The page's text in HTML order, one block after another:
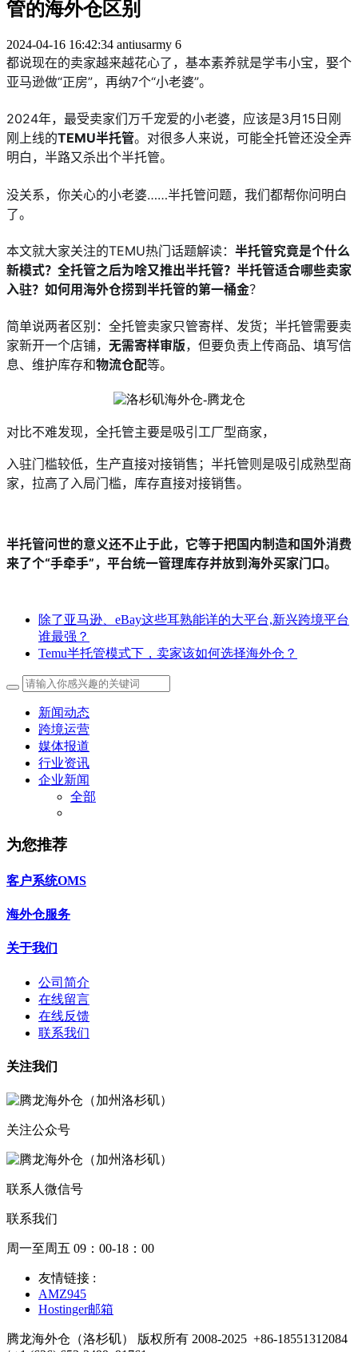
管的海外仓区别
2024-04-16 16:42:34 antiusarmy 6
都说现在的卖家越来越花心了，基本素养就是学韦小宝，娶个
亚马逊做“正房”，再纳7个“小老婆”。
2024年，最受卖家们万千宠爱的小老婆，应该是3月15日刚
刚上线的TEMU半托管。对很多人来说，可能全托管还没全弄
明白，半路又杀出个半托管。
没关系，你关心的小老婆……半托管问题，我们都帮你问明白
了。
本文就大家关注的TEMU热门话题解读： 半托管究竟是个什么
新模式？全托管之后为啥又推出半托管？半托管适合哪些卖家
入驻？如何用海外仓捞到半托管的第一桶金？
简单说两者区别：全托管卖家只管寄样、发货；半托管需要卖
家新开一个店铺， 无需寄样审版，但要负责上传商品、填写信
息、维护库存和物流仓配等。
对比不难发现，全托管主要是吸引工厂型商家，
入驻门槛较低，生产直接对接销售；半托管则是吸引成熟型商
家，拉高了入局门槛，库存直接对接销售。
半托管问世的意义还不止于此，它等于把国内制造和国外消费
来了个“手牵手”，平台统一管理库存并放到海外买家门口。
除了亚马逊、eBay这些耳熟能详的大平台,新兴跨境平台
谁最强？
Temu半托管模式下，卖家该如何选择海外仓？
新闻动态
跨境运营
媒体报道
行业资讯
企业新闻
全部
为您推荐
客户系统OMS
海外仓服务
关于我们
公司简介
在线留言
在线反馈
联系我们
关注我们
关注公众号
联系人微信号
联系我们
周一至周五 09：00-18：00
友情链接 :
AMZ945
Hostinger邮箱
腾龙海外仓（洛杉矶） 版权所有 2008-2025 +86-18551312084